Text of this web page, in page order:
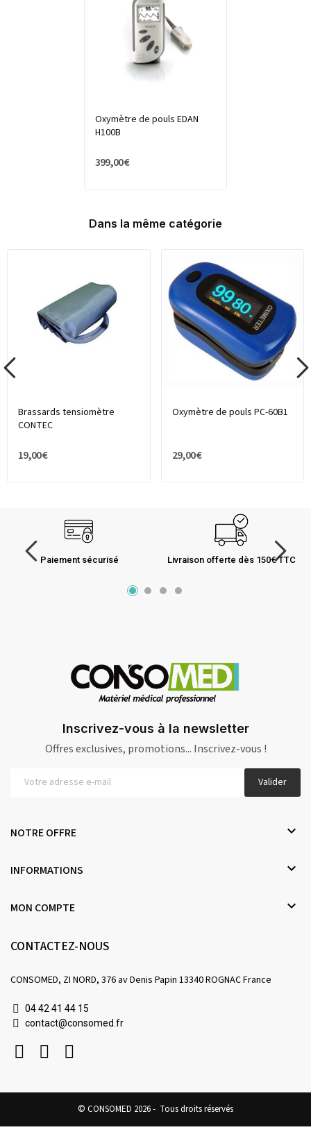
Oxymètre de pouls EDAN
H100B
399,00 €
Dans la même catégorie
Brassards tensiomètre
CONTEC
19,00 €
Oxymètre de pouls PC-60B1
29,00 €
Paiement sécurisé Livraison offerte dès 150€ TTC
Inscrivez-vous à la newsletter
Offres exclusives, promotions... Inscrivez-vous !
Valider
NOTRE OFFRE 
INFORMATIONS 
MON COMPTE 
CONTACTEZ-NOUS
CONSOMED, ZI NORD, 376 av Denis Papin 13340 ROGNAC France
04 42 41 44 15
contact@consomed.fr
© CONSOMED 2026 - Tous droits réservés